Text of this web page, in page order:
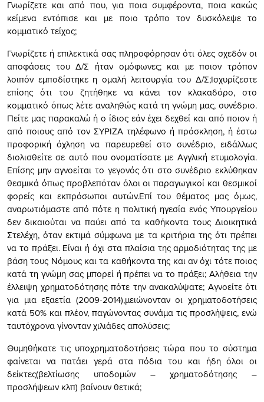
Γνωρίζετε και από που, για ποια συμφέροντα, ποια κακώς
κείμενα εντόπισε και με ποιο τρόπο τον δυσκόλεψε το
κομματικό τείχος;
Γνωρίζετε ή επιλεκτικά σας πληροφόρησαν ότι όλες σχεδόν οι
αποφάσεις του Δ/Σ ήταν ομόφωνες; και με ποιον τρόπον
λοιπόν εμποδίστηκε η ομαλή λειτουργία του Δ/Σ;Ισχυρίζεστε
επίσης ότι του ζητήθηκε να κάνει τον κλακαδόρο, στο
κομματικό όπως λέτε αναληθώς κατά τη γνώμη μας, συνέδριο.
Πείτε μας παρακαλώ ή ο ίδιος εάν έχει δεχθεί και από ποιον ή
από ποιους από τον ΣΥΡΙΖΑ τηλέφωνο ή πρόσκληση, ή έστω
προφορική όχληση να παρευρεθεί στο συνέδριο, ειδάλλως
διολισθείτε σε αυτό που ονοματίσατε με Αγγλική ετυμολογία.
Επίσης μην αγνοείται το γεγονός ότι στο συνέδριο εκλύθηκαν
θεσμικά όπως προβλεπόταν όλοι οι παραγωγικοί και θεσμικοί
φορείς και εκπρόσωποι αυτών.Επί του θέματος μας όμως,
αναρωτιόμαστε από πότε η πολιτική ηγεσία ενός Υπουργείου
δεν δικαιούται να παύει από τα καθήκοντα τους Διοικητικά
Στελέχη, όταν εκτιμά σύμφωνα με τα κριτήρια της ότι πρέπει
να το πράξει. Είναι ή όχι στα πλαίσια της αρμοδιότητας της με
βάση τους Νόμους και τα καθήκοντα της και αν όχι τότε ποιος
κατά τη γνώμη σας μπορεί ή πρέπει να το πράξει; Αλήθεια την
έλλειψη χρηματοδότησης πότε την ανακαλύψατε; Αγνοείτε ότι
για μια εξαετία (2009-2014),μειώνονταν οι χρηματοδοτήσεις
κατά 50% και πλέον, παγώνοντας συνάμα τις προσλήψεις, ενώ
ταυτόχρονα γίνονταν χιλιάδες απολύσεις;
Θυμηθήκατε τις υποχρηματοδοτήσεις τώρα που το σύστημα
φαίνεται να πατάει γερά στα πόδια του και ήδη όλοι οι
δείκτες(βελτίωσης υποδομών – χρηματοδότησης –
προσλήψεων κλπ) βαίνουν θετικά;